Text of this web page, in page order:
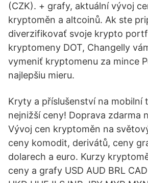
(CZK). + grafy, aktuální vývoj
kryptoměn a altcoinů. Ak ste
diverzifikovať svoje krypto
kryptomeny DOT, Changelly
vymeniť kryptomenu za mince
najlepšiu mieru.
Kryty a příslušenství na mobilní
nejnižší ceny! Doprava zdarma
Vývoj cen kryptoměn na
ceny komodit, derivátů, ceny
dolarech a euro. Kurzy
ceny a grafy USD AUD BRL